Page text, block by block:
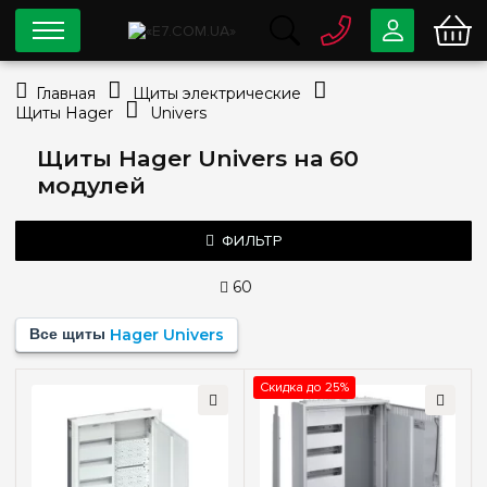
Щиты Hager Univers на 60
модулей
ФИЛЬТР
—
Тип монтажа
Наружный
60
Все щиты Hager Univers
Скидка до 25%
0 800 33-63-07
044334-79-78
Главная
Щиты электрические
Щиты Hager
Univers